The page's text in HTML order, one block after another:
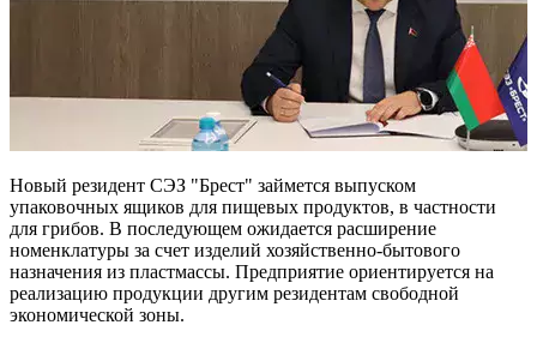
Новый резидент СЭЗ "Брест" займется выпуском
упаковочных ящиков для пищевых продуктов, в частности
для грибов. В последующем ожидается расширение
номенклатуры за счет изделий хозяйственно-бытового
назначения из пластмассы. Предприятие ориентируется на
реализацию продукции другим резидентам свободной
экономической зоны.